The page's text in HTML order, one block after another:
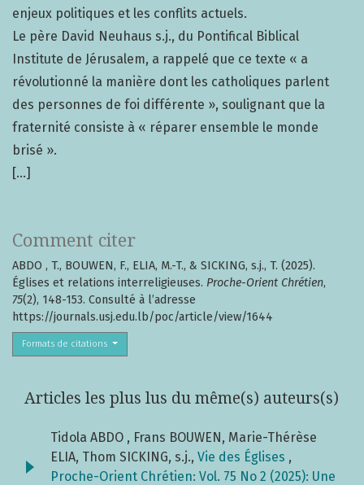
Comment citer
ABDO , T., BOUWEN, F., ELIA, M.-T., & SICKING, s.j., T. (2025).
Églises et relations interreligieuses. Proche-Orient Chrétien,
75(2), 148-153. Consulté à l’adresse
https://journals.usj.edu.lb/poc/article/view/1644
Formats de citations
enjeux politiques et les conflits actuels.
Le père David Neuhaus s.j., du Pontifical Biblical
Institute de Jérusalem, a rappelé que ce texte « a
révolutionné la manière dont les catholiques parlent
des personnes de foi différente », soulignant que la
fraternité consiste à « réparer ensemble le monde
brisé ».
[...]
Articles les plus lus du même(s) auteurs(s)
Tidola ABDO , Frans BOUWEN, Marie-Thérèse
ELIA, Thom SICKING, s.j., Vie des Églises ,
Proche-Orient Chrétien: Vol. 75 No 2 (2025): Une